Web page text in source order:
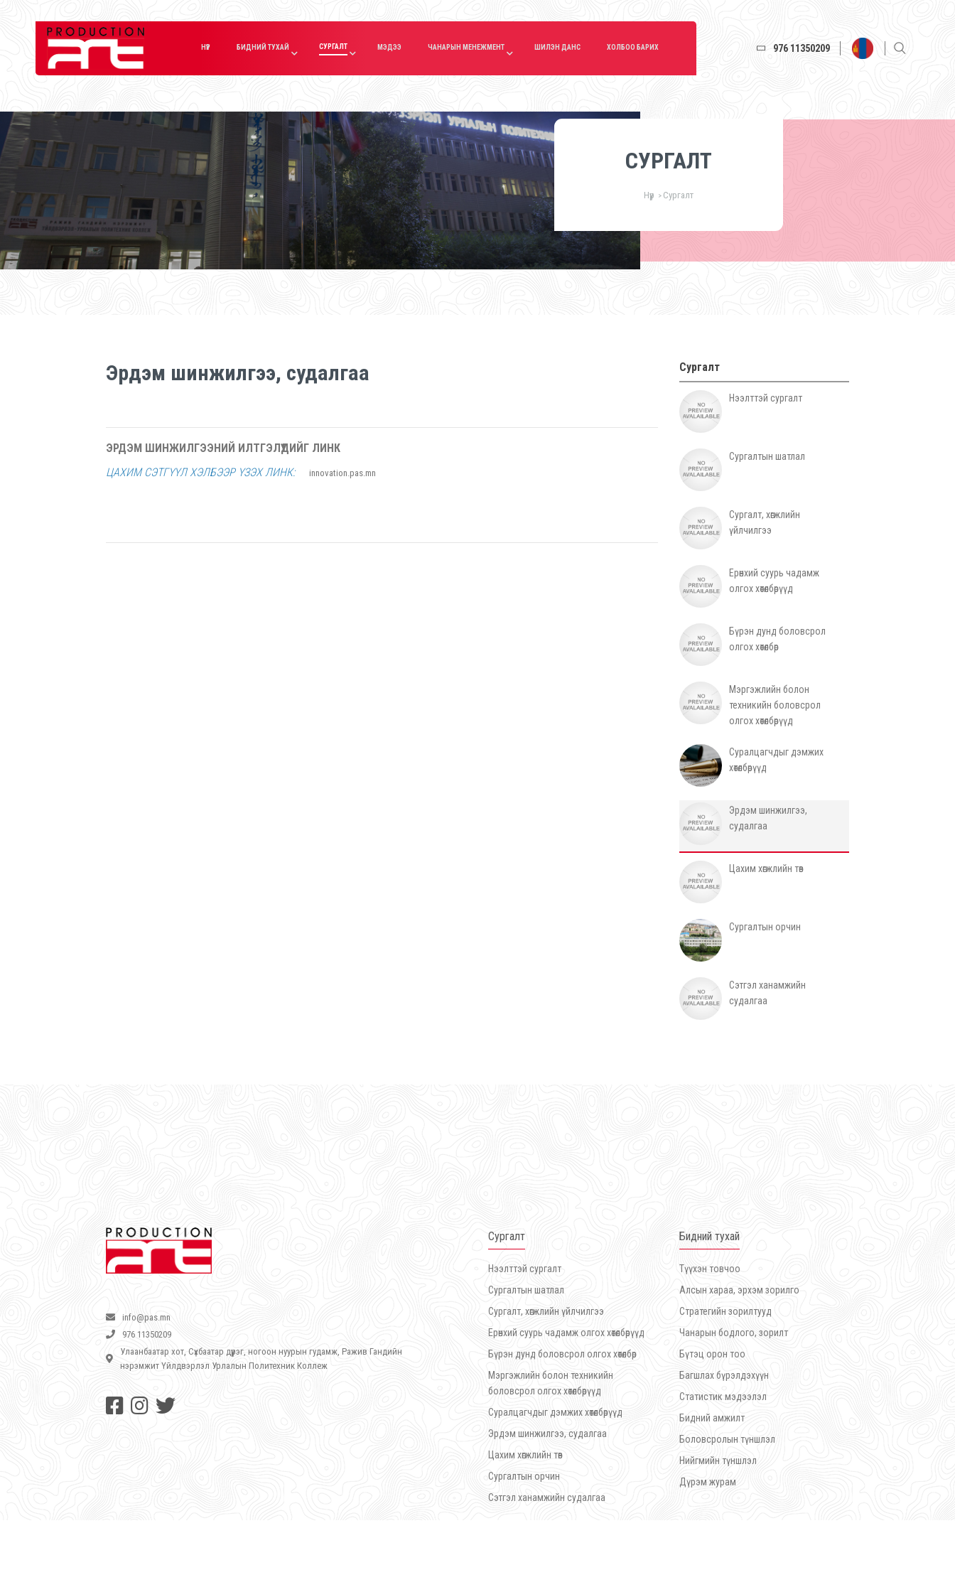
НҮҮР БИДНИЙ ТУХАЙ СУРГАЛТ МЭДЭЭ ЧАНАРЫН МЕНЕЖМЕНТ ШИЛЭН ДАНС ХОЛБОО БАРИХ 976 11350209
СУРГАЛТ
Нүүр > Сургалт
Эрдэм шинжилгээ, судалгаа
ЭРДЭМ ШИНЖИЛГЭЭНИЙ ИЛТГЭЛҮҮДИЙГ ЛИНК
ЦАХИМ СЭТГҮҮЛ ХЭЛБЭЭР ҮЗЭХ ЛИНК:
innovation.pas.mn
Сургалт
Нээлттэй сургалт
Сургалтын шатлал
Сургалт, хөгжлийн
үйлчилгээ
Ерөнхий суурь чадамж
олгох хөтөлбөрүүд
Бүрэн дунд боловсрол
олгох хөтөлбөр
Мэргэжлийн болон
техникийн боловсрол
олгох хөтөлбөрүүд
Суралцагчдыг дэмжих
хөтөлбөрүүд
Эрдэм шинжилгээ,
судалгаа
Цахим хөгжлийн төв
Сургалтын орчин
Сэтгэл ханамжийн
судалгаа
info@pas.mn
976 11350209
Улаанбаатар хот, Сүхбаатар дүүрэг, ногоон нуурын гудамж, Ражив Гандийн
нэрэмжит Үйлдвэрлэл Урлалын Политехник Коллеж
Сургалт
Нээлттэй сургалт
Сургалтын шатлал
Сургалт, хөгжлийн үйлчилгээ
Ерөнхий суурь чадамж олгох хөтөлбөрүүд
Бүрэн дунд боловсрол олгох хөтөлбөр
Мэргэжлийн болон техникийн
боловсрол олгох хөтөлбөрүүд
Суралцагчдыг дэмжих хөтөлбөрүүд
Эрдэм шинжилгээ, судалгаа
Цахим хөгжлийн төв
Сургалтын орчин
Сэтгэл ханамжийн судалгаа
Бидний тухай
Түүхэн товчоо
Алсын хараа, эрхэм зорилго
Стратегийн зорилтууд
Чанарын бодлого, зорилт
Бүтэц орон тоо
Багшлах бүрэлдэхүүн
Статистик мэдээлэл
Бидний амжилт
Боловсролын түншлэл
Нийгмийн түншлэл
Дүрэм журам